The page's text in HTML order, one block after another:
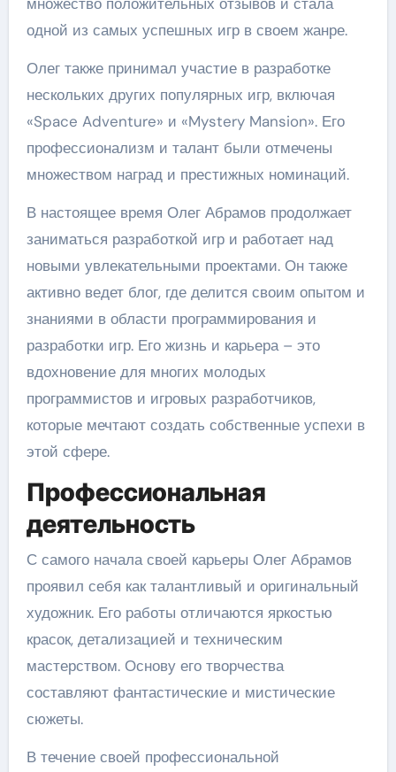
одной из самых успешных игр в своем жанре.
Олег также принимал участие в разработке
нескольких других популярных игр, включая
«Space Adventure» и «Mystery Mansion». Его
профессионализм и талант были отмечены
множеством наград и престижных номинаций.
В настоящее время Олег Абрамов продолжает
заниматься разработкой игр и работает над
новыми увлекательными проектами. Он также
активно ведет блог, где делится своим опытом и
знаниями в области программирования и
разработки игр. Его жизнь и карьера – это
вдохновение для многих молодых
программистов и игровых разработчиков,
которые мечтают создать собственные успехи в
этой сфере.
Профессиональная
деятельность
С самого начала своей карьеры Олег Абрамов
проявил себя как талантливый и оригинальный
художник. Его работы отличаются яркостью
красок, детализацией и техническим
мастерством. Основу его творчества
составляют фантастические и мистические
сюжеты.
В течение своей профессиональной